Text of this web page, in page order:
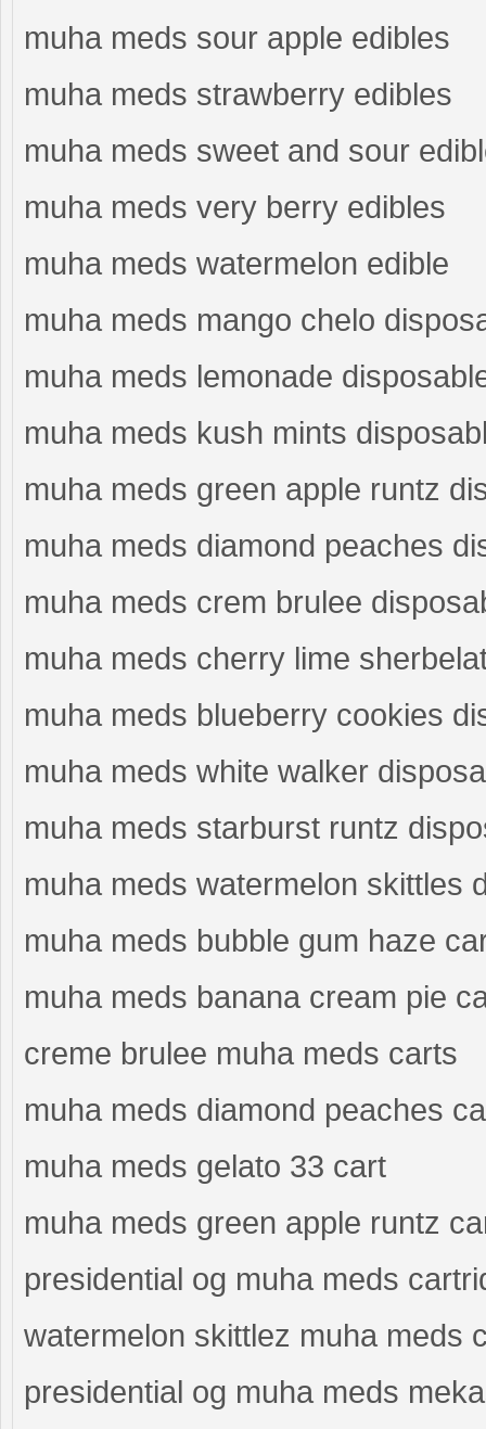
muha meds sour apple edibles
muha meds strawberry edibles
muha meds sweet and sour
muha meds very berry edibles
muha meds watermelon edible
muha meds mango chelo
muha meds lemonade
muha meds kush mints
muha meds green apple runtz
muha meds diamond peaches
muha meds crem brulee
muha meds cherry lime
muha meds blueberry cookies
muha meds white walker
muha meds starburst runtz
muha meds watermelon skittles
muha meds bubble gum haze
muha meds banana cream pie
creme brulee muha meds carts
muha meds diamond peaches
muha meds gelato 33 cart
muha meds green apple runtz
presidential og muha meds
watermelon skittlez muha meds
presidential og muha meds